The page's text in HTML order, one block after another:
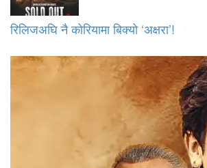
रिलिजअघि नै कोरियामा बिक्यो ‘अक्षरा’!